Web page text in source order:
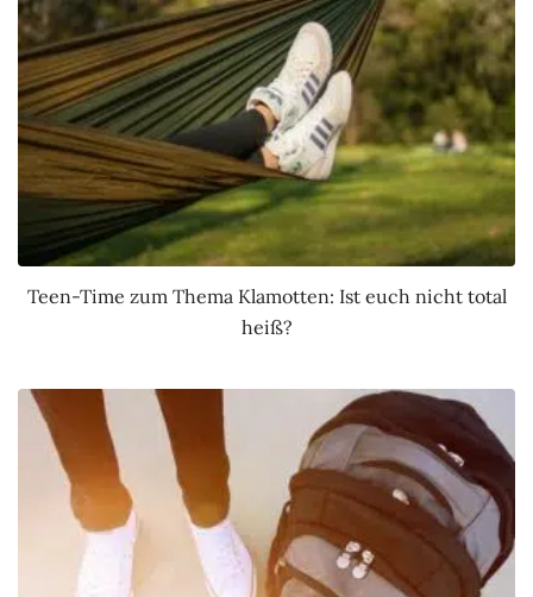
Teen-Time zum Thema Klamotten: Ist euch nicht total
heiß?